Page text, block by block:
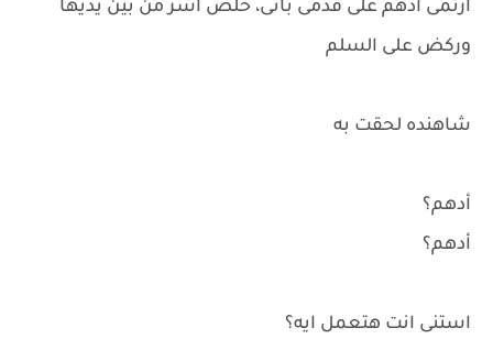
ارتمى أدهم على قدمى باتى، خلص اسر من بين يديها
وركض على السلم
شاهنده لحقت به
أدهم؟
أدهم؟
استنى انت هتعمل ايه؟